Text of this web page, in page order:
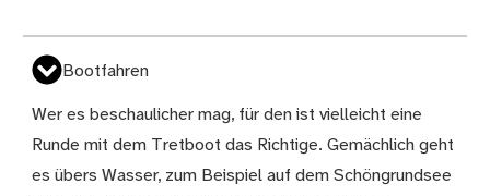
Bootfahren
Wer es beschaulicher mag, für den ist vielleicht eine
Runde mit dem Tretboot das Richtige. Gemächlich geht
es übers Wasser, zum Beispiel auf dem Schöngrundsee